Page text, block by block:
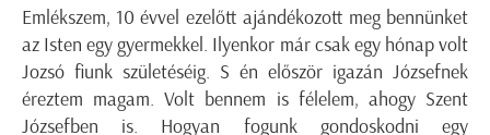
Emlékszem, 10 évvel ezelőtt ajándékozott meg bennünket
az Isten egy gyermekkel. Ilyenkor már csak egy hónap volt
Jozsó fiunk születéséig. S én először igazán Józsefnek
éreztem magam. Volt bennem is félelem, ahogy Szent
Józsefben is. Hogyan fogunk gondoskodni egy